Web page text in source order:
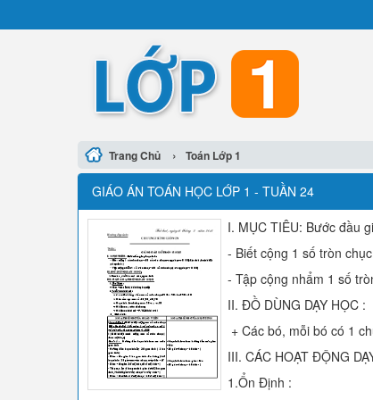
Trang Chủ › Toán Lớp 1
GIÁO ÁN TOÁN HỌC LỚP 1 - TUẦN 24
I. MỤC TIÊU: Bước đầu
- Biết cộng 1 số tròn
- Tập cộng nhẩm 1 số
II. ĐỒ DÙNG DẠY HỌC :
+ Các bó, mỗi bó có 1
III. CÁC HOẠT ĐỘNG
1.Ổn Định :